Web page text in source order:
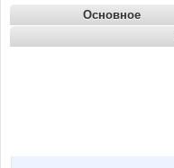
Основное